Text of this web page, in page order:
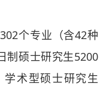
个专业（含42种
制硕士研究生5200
术型硕士研究生